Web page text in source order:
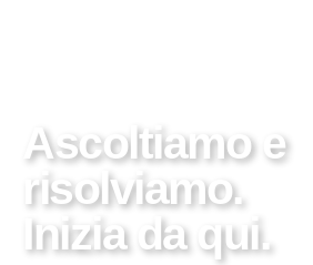
Ascoltiamo e
risolviamo.
Inizia da qui.